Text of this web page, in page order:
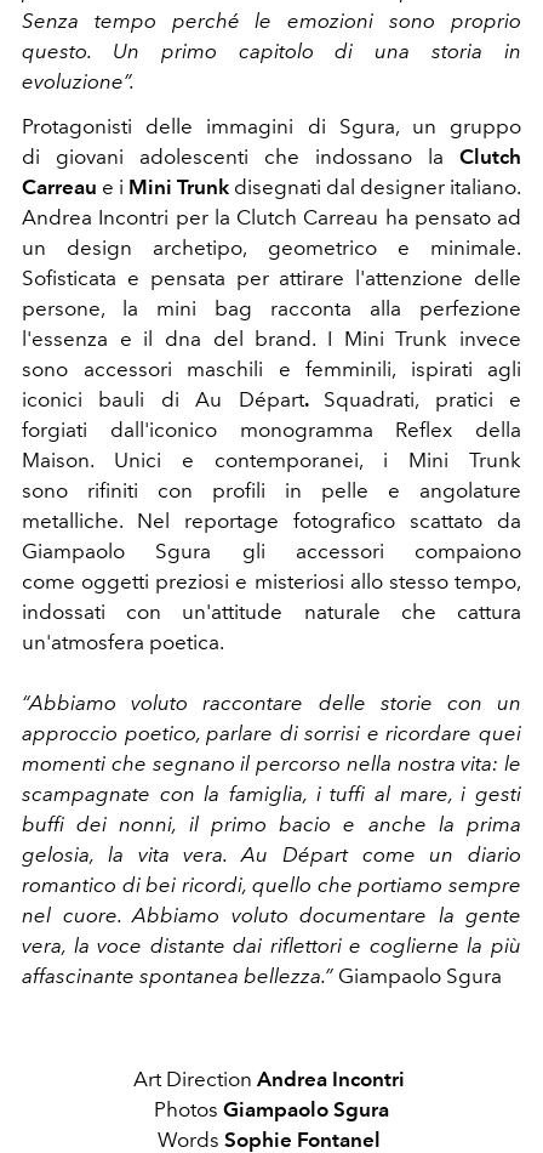
Senza tempo perché le emozioni sono proprio
questo. Un primo capitolo di una storia in
evoluzione”.
Protagonisti delle immagini di Sgura, un gruppo
di giovani adolescenti che indossano la Clutch
Carreau e i Mini Trunk disegnati dal designer italiano.
Andrea Incontri per la Clutch Carreau ha pensato ad
un design archetipo, geometrico e minimale.
Sofisticata e pensata per attirare l'attenzione delle
persone, la mini bag racconta alla perfezione
l'essenza e il dna del brand. I Mini Trunk invece
sono accessori maschili e femminili, ispirati agli
iconici bauli di Au Départ. Squadrati, pratici e
forgiati dall'iconico monogramma Reflex della
Maison. Unici e contemporanei, i Mini Trunk
sono rifiniti con profili in pelle e angolature
metalliche. Nel reportage fotografico scattato da
Giampaolo Sgura gli accessori compaiono
come oggetti preziosi e misteriosi allo stesso tempo,
indossati con un'attitude naturale che cattura
un'atmosfera poetica.
“Abbiamo voluto raccontare delle storie con un
approccio poetico, parlare di sorrisi e ricordare quei
momenti che segnano il percorso nella nostra vita: le
scampagnate con la famiglia, i tuffi al mare, i gesti
buffi dei nonni, il primo bacio e anche la prima
gelosia, la vita vera. Au Départ come un diario
romantico di bei ricordi, quello che portiamo sempre
nel cuore. Abbiamo voluto documentare la gente
vera, la voce distante dai riflettori e coglierne la più
affascinante spontanea bellezza.” Giampaolo Sgura
Art Direction Andrea Incontri
Photos Giampaolo Sgura
Words Sophie Fontanel